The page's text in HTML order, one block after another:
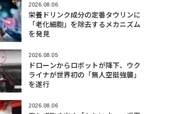
2026.08.06
栄養ドリンク成分の定番タウリンに
「老化細胞」を除去するメカニズム
を発見
2026.08.05
ドローンからロボットが降下、ウク
ライナが世界初の「無人空挺強襲」
を遂行
2026.08.06